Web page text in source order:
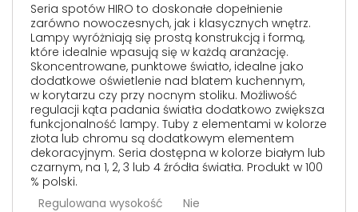
Seria spotów HIRO to doskonałe dopełnienie
zarówno nowoczesnych, jak i klasycznych wnętrz.
Lampy wyróżniają się prostą konstrukcją i formą,
które idealnie wpasują się w każdą aranżację.
Skoncentrowane, punktowe światło, idealne jako
dodatkowe oświetlenie nad blatem kuchennym,
w korytarzu czy przy nocnym stoliku. Możliwość
regulacji kąta padania światła dodatkowo zwiększa
funkcjonalność lampy. Tuby z elementami w kolorze
złota lub chromu są dodatkowym elementem
dekoracyjnym. Seria dostępna w kolorze białym lub
czarnym, na 1, 2, 3 lub 4 źródła światła. Produkt w 100
% polski.
Regulowana wysokość
Nie